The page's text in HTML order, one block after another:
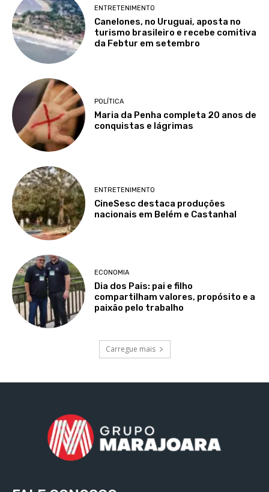
ENTRETENIMENTO
Canelones, no Uruguai, aposta no
turismo brasileiro e recebe comitiva
da Febtur em setembro
POLÍTICA
Maria da Penha completa 20 anos de
conquistas e lágrimas
ENTRETENIMENTO
CineSesc destaca produções
nacionais em Belém e Castanhal
ECONOMIA
Dia dos Pais: pai e filho
compartilham valores, propósito e a
paixão pelo trabalho
Carregue mais